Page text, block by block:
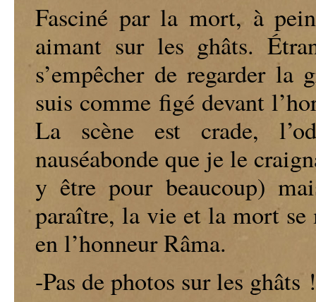
Fasciné par la mort, à
aimant sur les ghâts.
s’empêcher de regarder la
suis comme figé devant
La scène est crade,
nauséabonde que je le
y être pour beaucoup)
paraître, la vie et la mort se
en l’honneur Râma.
-Pas de photos sur les ghâts !